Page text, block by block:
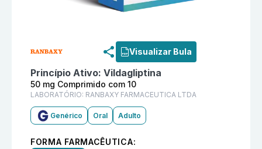
Visualizar Bula
Princípio Ativo: Vildagliptina
50 mg Comprimido com 10
LABORATÓRIO: RANBAXY FARMACEUTICA LTDA
Genérico Oral Adulto
FORMA FARMACÊUTICA: